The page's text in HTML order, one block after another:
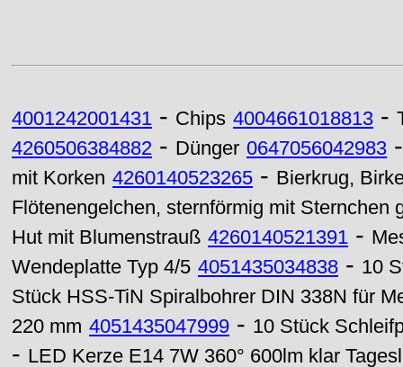
4001242001431 - Chips 4004661018813 -
4260506384882 - Dünger 0647056042983
mit Korken 4260140523265 - Bierkrug,
Flötenengelchen, sternförmig mit Sternchen
Hut mit Blumenstrauß 4260140521391 -
Wendeplatte Typ 4/5 4051435034838 - 10
Stück HSS-TiN Spiralbohrer DIN 338N für
220 mm 4051435047999 - 10 Stück
- LED Kerze E14 7W 360° 600lm klar